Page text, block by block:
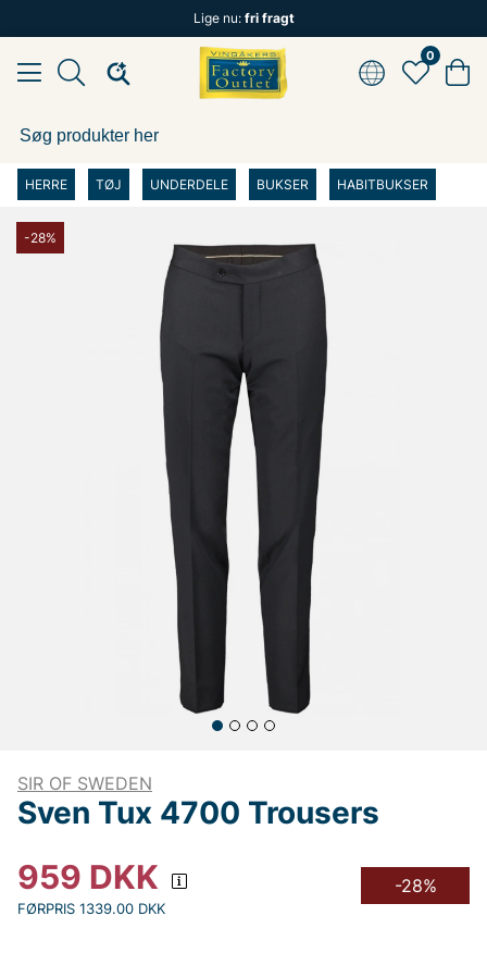
Lige nu: fri fragt
0
HERRE TØJ UNDERDELE BUKSER HABITBUKSER
-28%
SIR OF SWEDEN
Sven Tux 4700 Trousers
959 DKK
FØRPRIS 1339.00 DKK
-28%